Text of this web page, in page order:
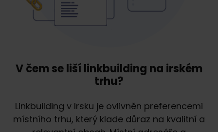
V čem se liší linkbuilding na irském
trhu?
Linkbuilding v Irsku je ovlivněn preferencemi
místního trhu, který klade důraz na kvalitní a